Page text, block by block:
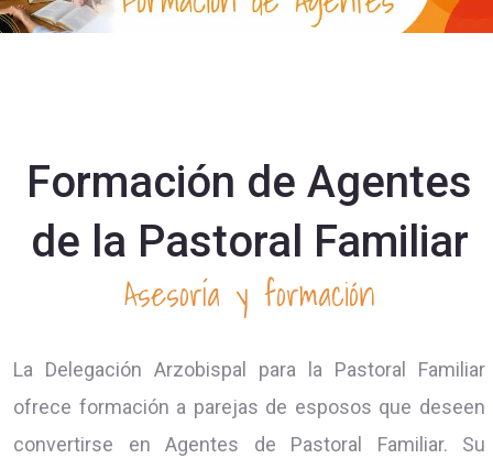
Formación de Agentes
de la Pastoral Familiar
Asesoría y formación
La Delegación Arzobispal para la Pastoral Familiar
ofrece formación a parejas de esposos que deseen
convertirse en Agentes de Pastoral Familiar. Su